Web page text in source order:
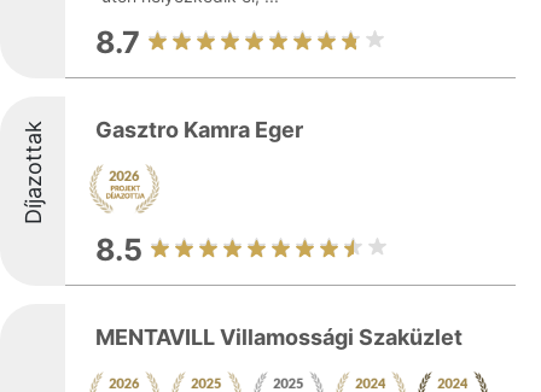
8.7
Díjazottak Gasztro Kamra Eger
8.5
MENTAVILL Villamossági Szaküzlet